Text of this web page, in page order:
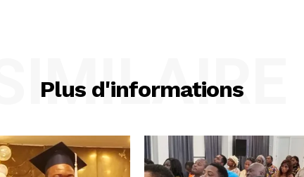
Plus d'informations
SIMILAIRE